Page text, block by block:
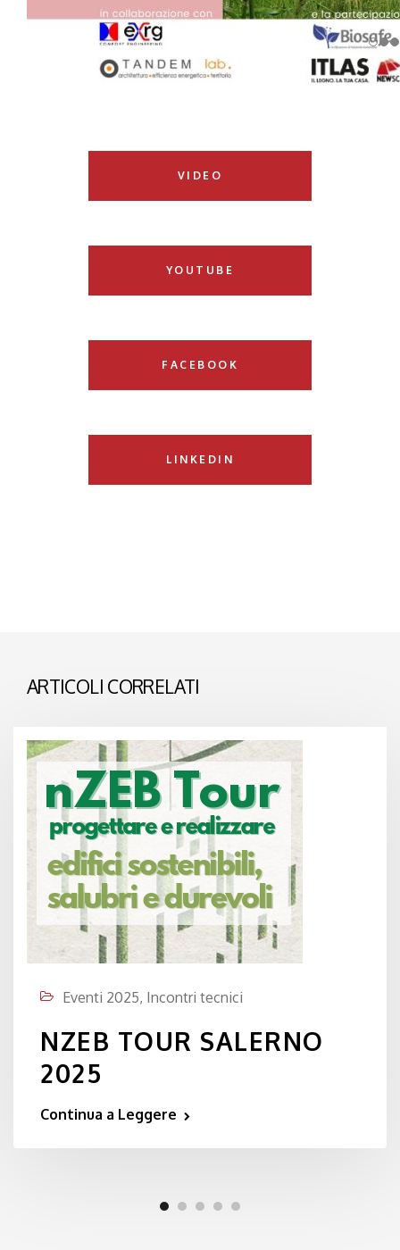
VIDEO
YOUTUBE
FACEBOOK
LINKEDIN
ARTICOLI CORRELATI
Eventi 2025, Incontri tecnici
NZEB TOUR SALERNO
2025
Continua a Leggere